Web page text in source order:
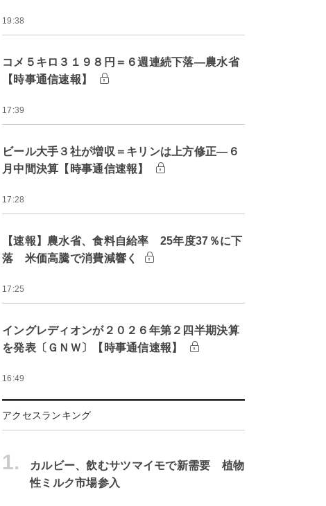
19:38
コメ５キロ３１９８円＝６週連続下落―農水省
【時事通信速報】
17:39
ビール大手３社が増収＝キリンは上方修正―６
月中間決算【時事通信速報】
17:28
【速報】農水省、食料自給率 25年度37％に下
落 米価高騰で消費減響く
17:25
イングレディオンが２０２６年第２四半期決算
を発表〔ＧＮＷ〕【時事通信速報】
16:49
アクセスランキング
1.
カルビー、飲むサツマイモで新需要 植物
性ミルク市場参入